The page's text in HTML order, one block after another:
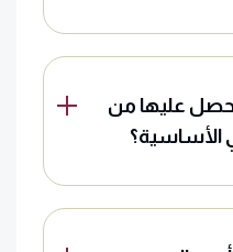
أحصل عليها من
الأساسية؟